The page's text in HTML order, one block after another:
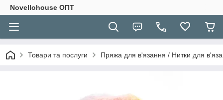
Novellohouse ОПТ
Товари та послуги Пряжа для в'язання / Нитки для